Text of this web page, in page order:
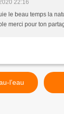
22:16
le beau temps la
merci pour ton
l’eau